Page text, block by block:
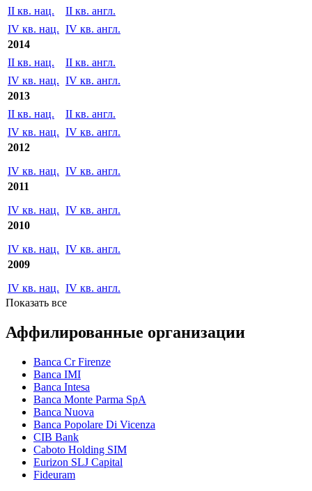
III кв. нац.
IV кв. нац.
IV кв. англ.
2015
II кв. нац.
II кв. англ.
IV кв. нац.
IV кв. англ.
2014
II кв. нац.
II кв. англ.
IV кв. нац.
IV кв. англ.
2013
IV кв. нац. IV кв. англ.
IV кв. нац. IV кв. англ.
IV кв. нац. IV кв. англ.
IV кв. нац. IV кв. англ.
IV кв. нац. IV кв. англ.
Аффилированные организации
Banca Cr Firenze
Banca IMI
Banca Intesa
Banca Monte Parma SpA
Banca Nuova
Banca Popolare Di Vicenza